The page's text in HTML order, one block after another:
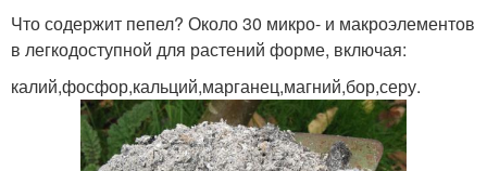
Что содержит пепел? Около 30 микро- и макроэлементов
в легкодоступной для растений форме, включая:
калий,фосфор,кальций,марганец,магний,бор,серу.